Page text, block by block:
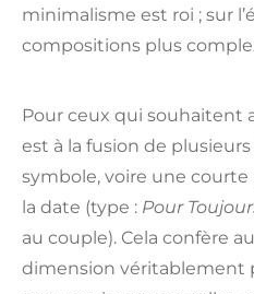
minimalisme est roi ; sur
compositions plus
Pour ceux qui souhaitent
est à la fusion de
symbole, voire une
la date (type : Pour
au couple). Cela confère
dimension véritablement